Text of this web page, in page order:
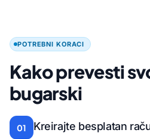
POTREBNI KORACI
Kako prevesti
bugarski
01 Kreirajte besplatan